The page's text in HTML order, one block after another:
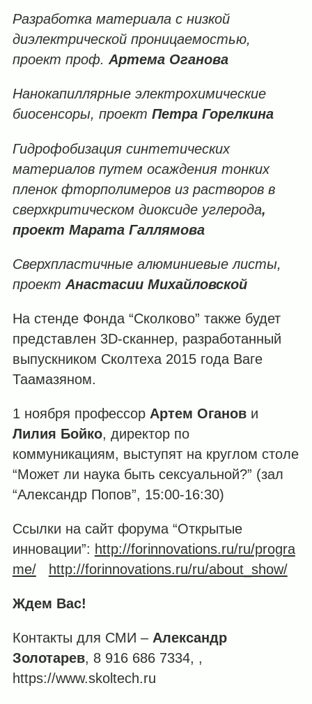
Разработка материала с низкой
диэлектрической проницаемостью,
проект проф. Артема Оганова
Нанокапиллярные электрохимические
биосенсоры, проект Петра Горелкина
Гидрофобизация синтетических
материалов путем осаждения тонких
пленок фторполимеров из растворов в
сверхкритическом диоксиде углерода,
проект Марата Галлямова
Сверхпластичные алюминиевые листы,
проект Анастасии Михайловской
На стенде Фонда “Сколково” также будет
представлен 3D-сканнер, разработанный
выпускником Сколтеха 2015 года Ваге
Таамазяном.
1 ноября профессор Артем Оганови
Лилия Бойко, директор по
коммуникациям, выступят на круглом столе
“Может ли наука быть сексуальной?” (зал
“Александр Попов”, 15:00-16:30)
Ссылки на сайт форума “Открытые
инновации”: http://forinnovations.ru/ru/progra
me/
http://forinnovations.ru/ru/about_show/
Ждем Вас!
Контакты для СМИ – Александр
Золотарев, 8 916 686 7334, ,
https://www.skoltech.ru